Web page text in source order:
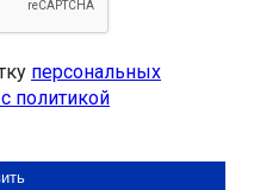
персональных
политикой